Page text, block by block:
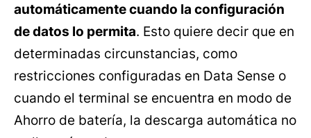
automáticamente cuando la configuración
de datos lo permita. Esto quiere decir que en
determinadas circunstancias, como
restricciones configuradas en Data Sense o
cuando el terminal se encuentra en modo de
Ahorro de batería, la descarga automática no